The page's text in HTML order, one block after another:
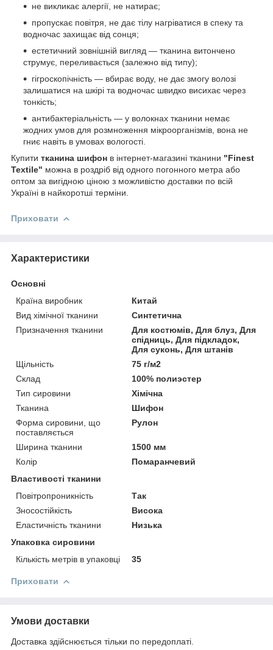
не викликає алергії, не натирає;
пропускає повітря, не дає тілу нагріватися в спеку та
водночас захищає від сонця;
естетичний зовнішній вигляд — тканина витончено
струмує, переливається (залежно від типу);
гігроскопічність — вбирає воду, не дає змогу волозі
залишатися на шкірі та водночас швидко висихає через
тонкість;
антибактеріальність — у волокнах тканини немає
жодних умов для розмноження мікроорганізмів, вона не
гниє навіть в умовах вологості.
Купити тканина шифон в інтернет-магазині тканини "Finest
Textile" можна в роздріб від одного погонного метра або
оптом за вигідною ціною з можливістю доставки по всій
Україні в найкоротші терміни.
Приховати
Характеристики
Основні
Країна виробник
Китай
Вид хімічної тканини
Синтетична
Призначення тканини
Для костюмів, Для блуз, Для
спідниць, Для підкладок,
Для суконь, Для штанів
Щільність
75 г/м2
Склад
100% полиэстер
Тип сировини
Хімічна
Тканина
Шифон
Форма сировини, що
поставляється
Рулон
Ширина тканини
1500 мм
Колір
Помаранчевий
Властивості тканини
Повітропроникність
Так
Зносостійкість
Висока
Еластичність тканини
Низька
Упаковка сировини
Кількість метрів в упаковці
35
Приховати
Умови доставки
Доставка здійснюється тільки по передоплаті.